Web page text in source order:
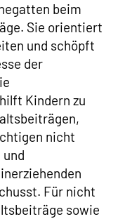
beim
Sie orientiert
und schöpft
der
Kindern zu
nicht
Für nicht
sowie